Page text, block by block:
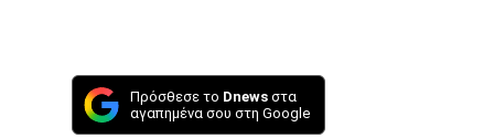
Πρόσθεσε το Dnews στα
αγαπημένα σου στη Google